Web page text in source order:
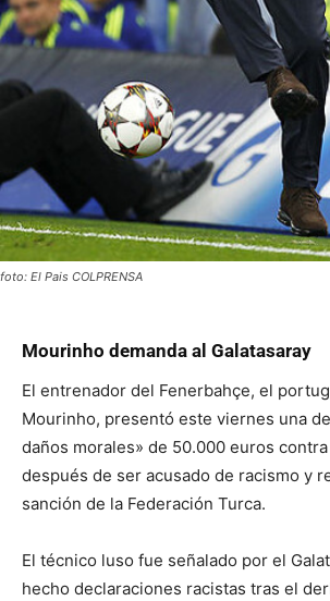
foto: El Pais COLPRENSA
Mourinho demanda al Galatasaray
El entrenador del Fenerbahçe, el
Mourinho, presentó este viernes una
daños morales» de 50.000 euros contra
después de ser acusado de racismo y
sanción de la Federación Turca.
El técnico luso fue señalado por el
hecho declaraciones racistas tras el